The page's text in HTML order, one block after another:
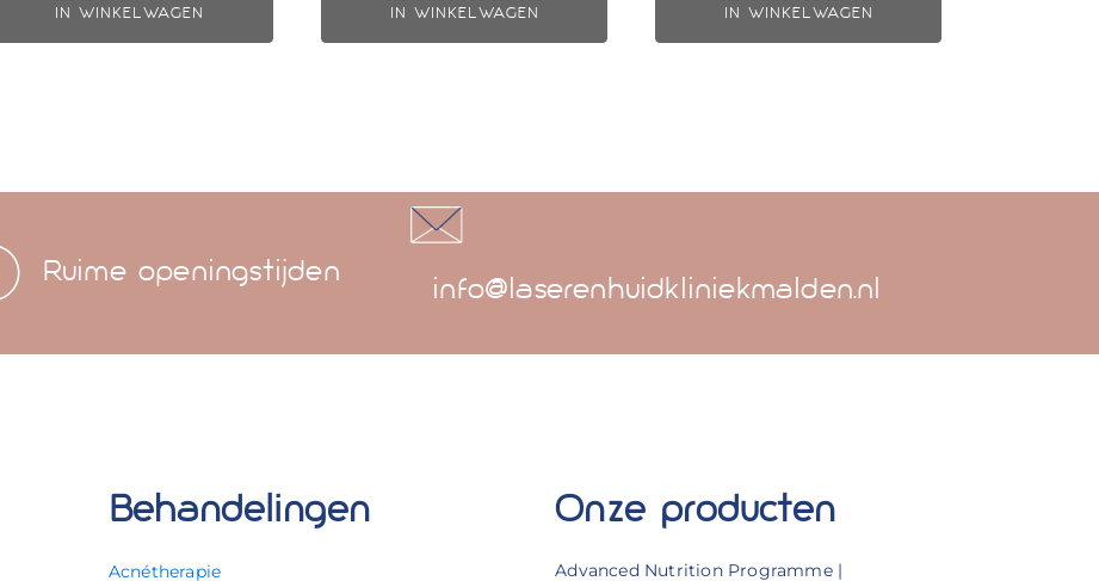
IN WINKELWAGEN IN WINKELWAGEN IN WINKELWAGEN
Ruime openingstijden info@laserenhuidkliniekmalden.nl
Behandelingen
Acnétherapie
Onze producten
Advanced Nutrition Programme |